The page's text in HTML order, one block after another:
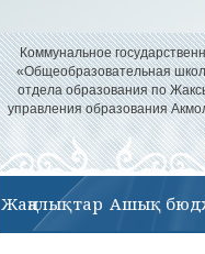
Коммунальное
«Общеобразовательная
отдела образования по
управления образования
Жаңалықтар Ашық